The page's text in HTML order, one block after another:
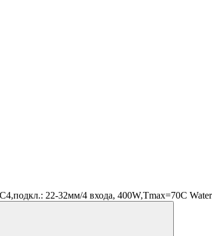
22-32мм/4 входа, 400W,Tmax=70C